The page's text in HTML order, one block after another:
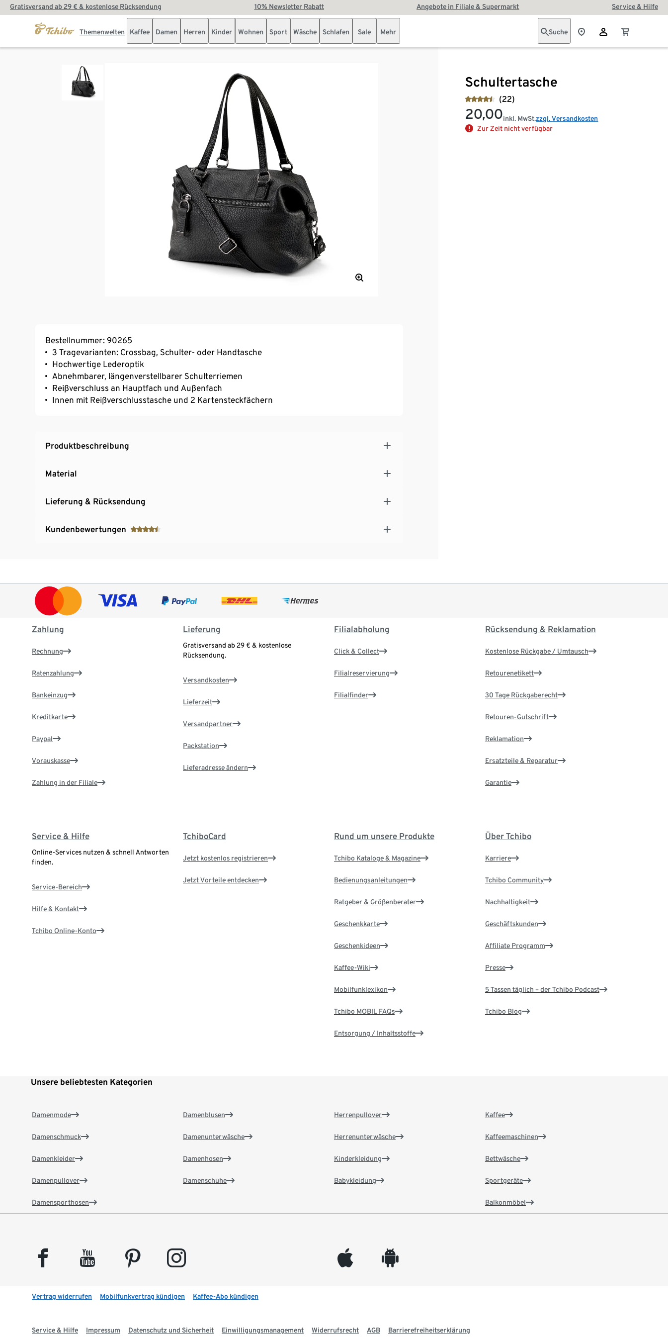
Gratisversand ab 29 € & kostenlose Rücksendung 10% Newsletter Rabatt Angebote in Filiale & Supermarkt Service & Hilfe
Themenwelten Kaffee Damen Herren Kinder Wohnen Sport Wäsche Schlafen Sale Mehr Suche
Schultertasche
(22)
20,00inkl. MwSt.zzgl. Versandkosten
Zur Zeit nicht verfügbar
Bestellnummer: 90265
3 Tragevarianten: Crossbag, Schulter- oder Handtasche
Hochwertige Lederoptik
Abnehmbarer, längenverstellbarer Schulterriemen
Reißverschluss an Hauptfach und Außenfach
Innen mit Reißverschlusstasche und 2 Kartensteckfächern
Produktbeschreibung
Material
Lieferung & Rücksendung
Kundenbewertungen
Zahlung
Rechnung
Ratenzahlung
Bankeinzug
Kreditkarte
Paypal
Vorauskasse
Zahlung in der Filiale
Lieferung
Gratisversand ab 29 € & kostenlose
Rücksendung.
Versandkosten
Lieferzeit
Versandpartner
Packstation
Lieferadresse ändern
Filialabholung
Click & Collect
Filialreservierung
Filialfinder
Rücksendung & Reklamation
Kostenlose Rückgabe / Umtausch
Retourenetikett
30 Tage Rückgaberecht
Retouren-Gutschrift
Reklamation
Ersatzteile & Reparatur
Garantie
Service & Hilfe
Online-Services nutzen & schnell Antworten
finden.
Service-Bereich
Hilfe & Kontakt
Tchibo Online-Konto
TchiboCard
Jetzt kostenlos registrieren
Jetzt Vorteile entdecken
Rund um unsere Produkte
Tchibo Kataloge & Magazine
Bedienungsanleitungen
Ratgeber & Größenberater
Geschenkkarte
Geschenkideen
Kaffee-Wiki
Mobilfunklexikon
Tchibo MOBIL FAQs
Entsorgung / Inhaltsstoffe
Über Tchibo
Karriere
Tchibo Community
Nachhaltigkeit
Geschäftskunden
Affiliate Programm
Presse
5 Tassen täglich – der Tchibo Podcast
Tchibo Blog
Unsere beliebtesten Kategorien
Damenmode
Damenschmuck
Damenkleider
Damenpullover
Damensporthosen
Damenblusen
Damenunterwäsche
Damenhosen
Damenschuhe
Herrenpullover
Herrenunterwäsche
Kinderkleidung
Babykleidung
Kaffee
Kaffeemaschinen
Bettwäsche
Sportgeräte
Balkonmöbel
facebook youtube pinterest instagram appleinc android
Vertrag widerrufen Mobilfunkvertrag kündigen Kaffee-Abo kündigen
Service & Hilfe Impressum Datenschutz und Sicherheit Einwilligungsmanagement Widerrufsrecht AGB Barrierefreiheitserklärung